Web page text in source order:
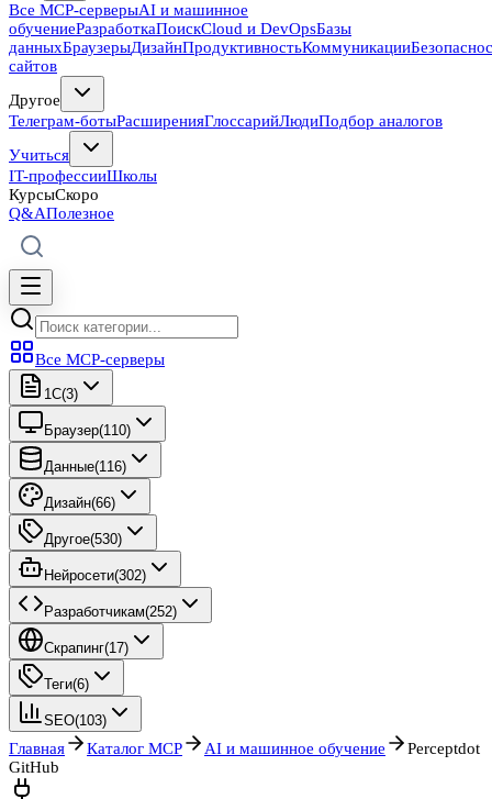
Все MCP-серверыAI и машинное
обучениеРазработкаПоискCloud и DevOpsБазы
данныхБраузерыДизайнПродуктивностьКоммуникации
сайтов
Другое
Телеграм-ботыРасширенияГлоссарийЛюдиПодбор аналогов
Учиться
IT-профессииШколы
КурсыСкоро
Q&AПолезное
Все MCP-серверы
1C(3)
Браузер(110)
Данные(116)
Дизайн(66)
Другое(530)
Нейросети(302)
Разработчикам(252)
Скрапинг(17)
Теги(6)
SEO(103)
Главная Каталог MCP AI и машинное обучение
Perceptdot
GitHub